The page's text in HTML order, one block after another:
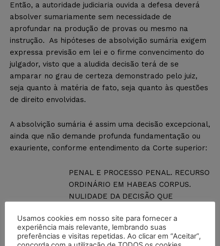
Então, a autoridade judiciaria ouvida a defesa deverá
absolver sumariamente sem necessidade de
aprofundar na produção de provas ou mesmo na
instrução. As hipóteses de absolvição sumária exigem
expressa previsão em lei e o firme convencimento do
julgador, visto que a aludida decisão terá de se
amparar no grau de certeza demonstrado pelo juiz,
seja quanto à matéria de fato, seja quanto às questões
de direito envolvidas.
A absolvição sumária é assim uma decisão excepcional,
ainda que não demande profunda fundamentação ou
exauriente, conforme entendimento da Corte superior:
PENAL E PROCESSO PENAL. RECURSO
ORDINÁRIO EM HABEAS CORPUS.
NULIDADE DA DECISÃO QUE
RATIFICOU O RECEBIMENTO.
FUNDAMENTAÇÃO CONCISA.
VALIDADE. ALEGAÇÃO DE NULIDADE
Usamos cookies em nosso site para fornecer a
experiência mais relevante, lembrando suas
preferências e visitas repetidas. Ao clicar em “Aceitar”,